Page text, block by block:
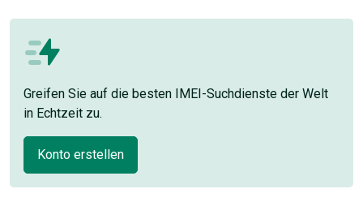
Greifen Sie auf die besten IMEI-Suchdienste der Welt
in Echtzeit zu.
Konto erstellen